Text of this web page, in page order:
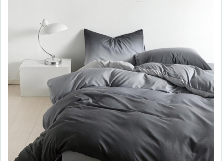
Lenjerii de pat Cocolino
Lenjerii de pat Finet + 2 Draperii
Lenjerii de pat Saten 4 piese cu
elastic